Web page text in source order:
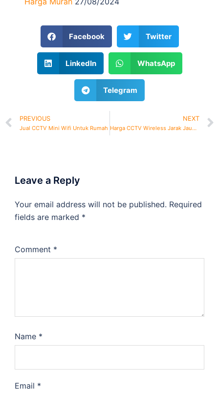
Facebook Twitter
LinkedIn WhatsApp
Telegram
PREVIOUS
Jual CCTV Mini Wifi Untuk Rumah
NEXT
Harga CCTV Wireless Jarak Jauh Murah dan Bergaransi
Leave a Reply
Your email address will not be published. Required
fields are marked *
Comment *
Name *
Email *